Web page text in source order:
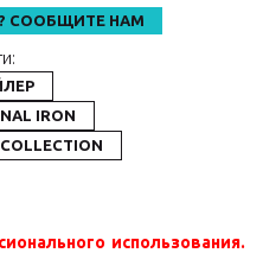
СООБЩИТЕ НАМ
IRON
использования.